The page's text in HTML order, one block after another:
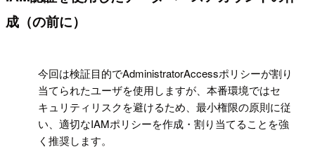
成（の前に）
今回は検証目的でAdministratorAccessポリシーが割り
当てられたユーザを使用しますが、本番環境ではセ
キュリティリスクを避けるため、最小権限の原則に従
い、適切なIAMポリシーを作成・割り当てることを強
く推奨します。